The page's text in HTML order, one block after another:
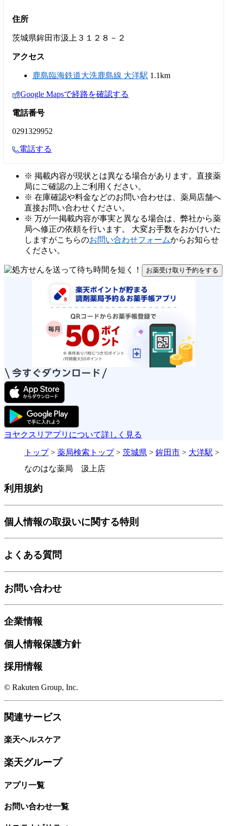
住所
茨城県鉾田市汲上３１２８－２
アクセス
鹿島臨海鉄道大洗鹿島線 大洋駅 1.1km
Google Mapsで経路を確認する
電話番号
0291329952
電話する
※ 掲載内容が現状とは異なる場合があります。直接薬
局にご確認の上ご利用ください。
※ 在庫確認や料金などのお問い合わせは、薬局店舗へ
直接お問い合わせください。
※ 万が一掲載内容が事実と異なる場合は、弊社から薬
局へ修正の依頼を行います。 大変お手数をおかけいた
しますがこちらのお問い合わせフォームからお知らせ
ください。
お薬受け取り予約をする
ヨヤクスリアプリについて詳しく見る
トップ> 薬局検索トップ> 茨城県 > 鉾田市 > 大洋駅 >
なのはな薬局 汲上店
利用規約
個人情報の取扱いに関する特則
よくある質問
お問い合わせ
企業情報
個人情報保護方針
採用情報
© Rakuten Group, Inc.
関連サービス
楽天ヘルスケア
楽天グループ
アプリ一覧
お問い合わせ一覧